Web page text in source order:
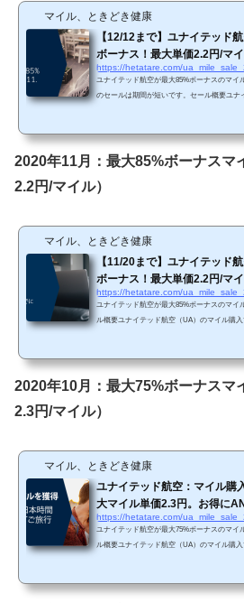
マイル、ときどき健康
【12/12まで】ユナイテッド
ボーナス！最大単価2.2円/マ
https://hetatare.com/
ユナイテッド航空が最大85%ボーナスのマイ
のセールは期間が短いです。セール概要ユナ
クトが繰り返し行われました」というエラ
してみて下さい。 単価購入マイルによって
2020年11月：最大85%ボーナスマ
2.2円/マイル）
マイル、ときどき健康
【11/20まで】ユナイテッド
ボーナス！最大単価2.2円/マ
https://hetatare.com/
ユナイテッド航空が最大85%ボーナスのマイ
ル概要ユナイテッド航空（UA）のマイル購
得なセールですね。 Chromeで「リダイレク
ラーが生じてしまったら、以下の方法を試
2020年10月：最大75%ボーナスマ
2.3円/マイル）
マイル、ときどき健康
ユナイテッド航空：マイル購
大マイル単価2.3円。お得に
https://hetatare.com/
ユナイテッド航空が最大75%ボーナスのマイ
ル概要ユナイテッド航空（UA）のマイル購
されていますので、急ぎでなければ別の機